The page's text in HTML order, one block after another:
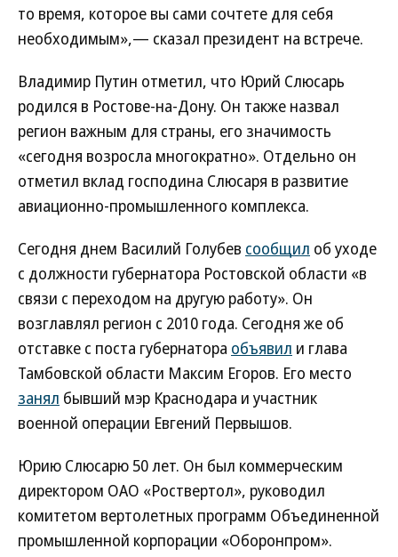
то время, которое вы сами сочтете для себя
необходимым»,— сказал президент на встрече.
Владимир Путин отметил, что Юрий Слюсарь
родился в Ростове-на-Дону. Он также назвал
регион важным для страны, его значимость
«сегодня возросла многократно». Отдельно он
отметил вклад господина Слюсаря в развитие
авиационно-промышленного комплекса.
Сегодня днем Василий Голубев сообщил об уходе
с должности губернатора Ростовской области «в
связи с переходом на другую работу». Он
возглавлял регион с 2010 года. Сегодня же об
отставке с поста губернатора объявил и глава
Тамбовской области Максим Егоров. Его место
занял бывший мэр Краснодара и участник
военной операции Евгений Первышов.
Юрию Слюсарю 50 лет. Он был коммерческим
директором ОАО «Роствертол», руководил
комитетом вертолетных программ Объединенной
промышленной корпорации «Оборонпром».